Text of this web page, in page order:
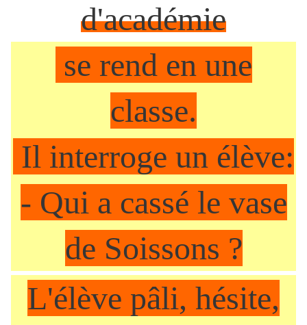
d'académie
se rend en une
classe.
Il interroge un élève:
- Qui a cassé le vase
de Soissons ?
L'élève pâli, hésite,